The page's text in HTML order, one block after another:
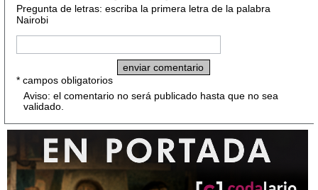
Pregunta de letras: escriba la primera letra de la palabra
Nairobi
* campos obligatorios
Aviso: el comentario no será publicado hasta que no sea
validado.